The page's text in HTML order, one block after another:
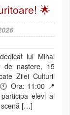
🌟
lui Mihai
de naștere, 15
Zilei Culturii
Ora: 11:00 📍
elevi ai
scenă […]